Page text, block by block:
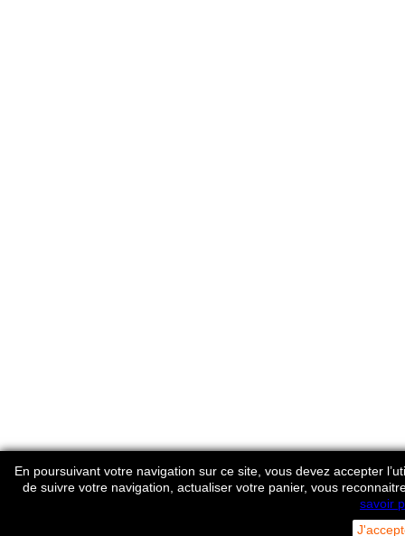
En poursuivant votre navigation sur ce site, vous devez accepter
de suivre votre navigation, actualiser votre panier, vous
savoir